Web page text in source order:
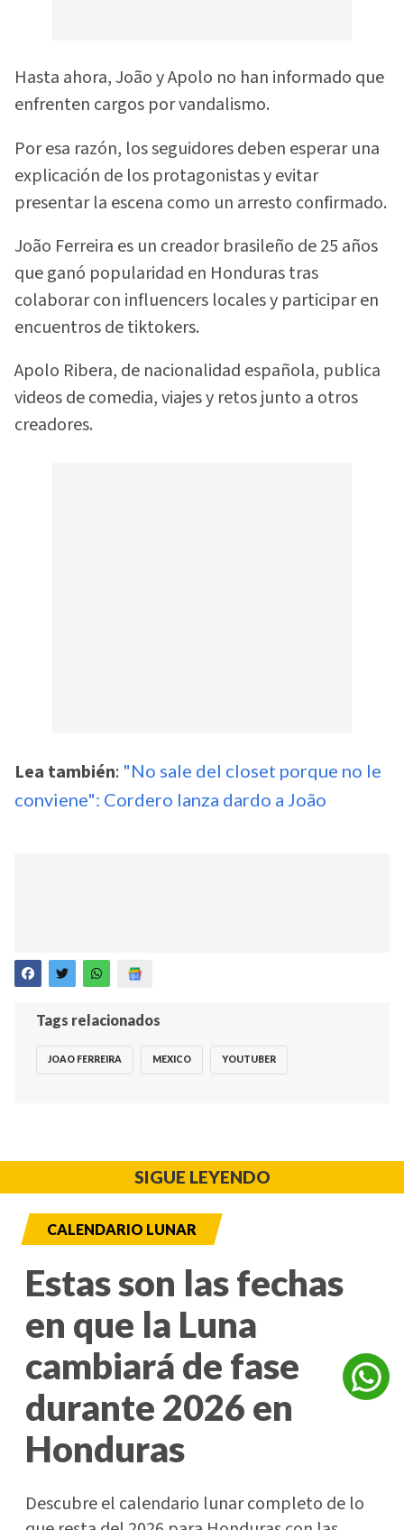
Hasta ahora, João y Apolo no han informado que
enfrenten cargos por vandalismo.
Por esa razón, los seguidores deben esperar una
explicación de los protagonistas y evitar
presentar la escena como un arresto confirmado.
João Ferreira es un creador brasileño de 25 años
que ganó popularidad en Honduras tras
colaborar con influencers locales y participar en
encuentros de tiktokers.
Apolo Ribera, de nacionalidad española, publica
videos de comedia, viajes y retos junto a otros
creadores.
Lea también: "No sale del closet porque no le
conviene": Cordero lanza dardo a João
Tags relacionados
JOAO FERREIRA MEXICO YOUTUBER
SIGUE LEYENDO
CALENDARIO LUNAR
Estas son las fechas
en que la Luna
cambiará de fase
durante 2026 en
Honduras
Descubre el calendario lunar completo de lo